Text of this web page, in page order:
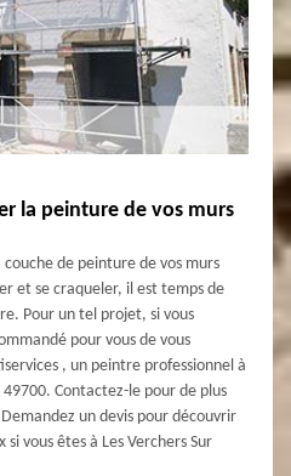
la peinture de vos murs
de peinture de vos murs
et se craqueler, il est temps de
Pour un tel projet, si vous
pour vous de vous
, un peintre professionnel à
49700. Contactez-le pour de plus
un devis pour découvrir
vous êtes à Les Verchers Sur